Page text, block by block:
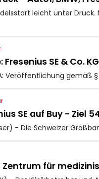
leicht unter
SE & Co.
Veröffentlichung gemäß
SE auf Buy - Ziel
- Die Schweizer
für